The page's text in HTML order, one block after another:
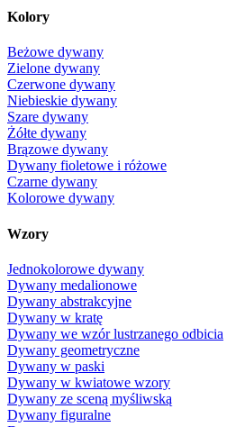
Kolory
Beżowe dywany
Zielone dywany
Czerwone dywany
Niebieskie dywany
Szare dywany
Żółte dywany
Brązowe dywany
Dywany fioletowe i różowe
Czarne dywany
Kolorowe dywany
Wzory
Jednokolorowe dywany
Dywany medalionowe
Dywany abstrakcyjne
Dywany w kratę
Dywany we wzór lustrzanego odbicia
Dywany geometryczne
Dywany w paski
Dywany w kwiatowe wzory
Dywany ze sceną myśliwską
Dywany figuralne